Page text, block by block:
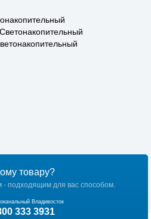
товару?
- подходящим для вас способом.
Владивосток
333 3931